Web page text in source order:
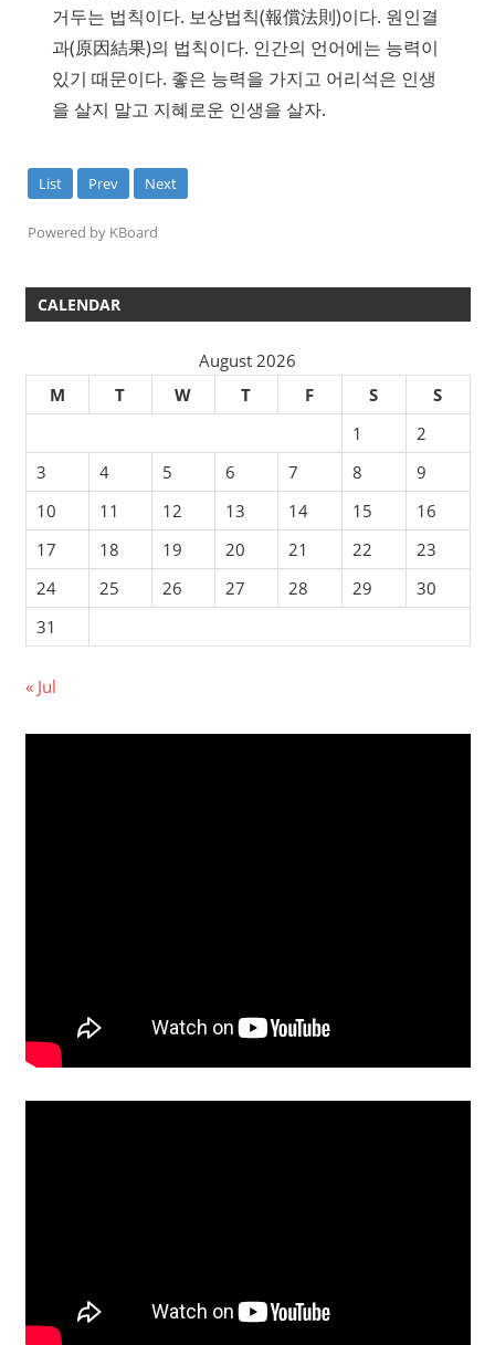
거두는 법칙이다. 보상법칙(報償法則)이다. 원인결
과(原因結果)의 법칙이다. 인간의 언어에는 능력이
있기 때문이다. 좋은 능력을 가지고 어리석은 인생
을 살지 말고 지혜로운 인생을 살자.
List Prev Next
Powered by KBoard
CALENDAR
August 2026
M
T W T F S
S
1
2
3
4 5 6 7 8
9
10
11 12 13 14 15
16
17
18 19 20 21 22
23
24
25 26 27 28 29
30
31
« Jul